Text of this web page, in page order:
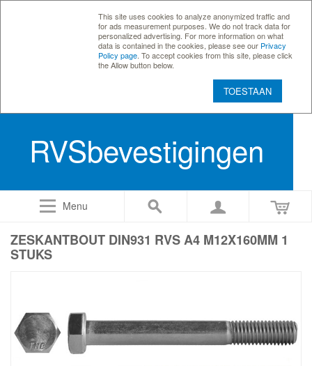
This site uses cookies to analyze anonymized traffic and
for ads measurement purposes. We do not track data for
personalized advertising. For more information on what
data is contained in the cookies, please see our Privacy
Policy page . To accept cookies from this site, please click
the Allow button below.
TOESTAAN
RVSbevestigingen
Menu
ZESKANTBOUT DIN931 RVS A4 M12X160MM 1
STUKS